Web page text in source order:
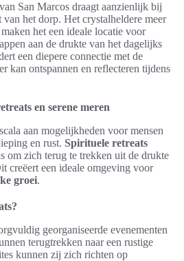
van San Marcos draagt aanzienlijk bij
van het dorp. Het crystalheldere meer
het een ideale locatie voor
aan de drukte van het dagelijks
een diepere connectie met de
kan ontspannen en reflecteren tijdens
en serene meren
aan mogelijkheden voor mensen
en rust. Spirituele retreats
om zich terug te trekken uit de drukte
creëert een ideale omgeving voor
groei.
georganiseerde evenementen
terugtrekken naar een rustige
kunnen zij zich richten op